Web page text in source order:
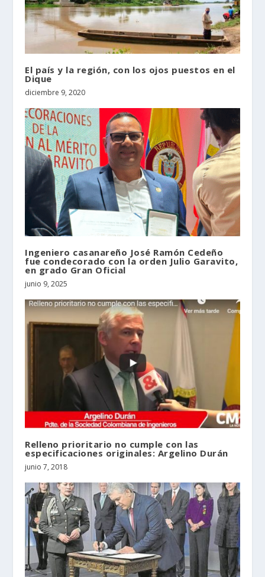
El país y la región, con los ojos puestos en el
Dique
diciembre 9, 2020
Ingeniero casanareño José Ramón Cedeño
fue condecorado con la orden Julio Garavito,
en grado Gran Oficial
junio 9, 2025
Relleno prioritario no cumple con las
especificaciones originales: Argelino Durán
junio 7, 2018